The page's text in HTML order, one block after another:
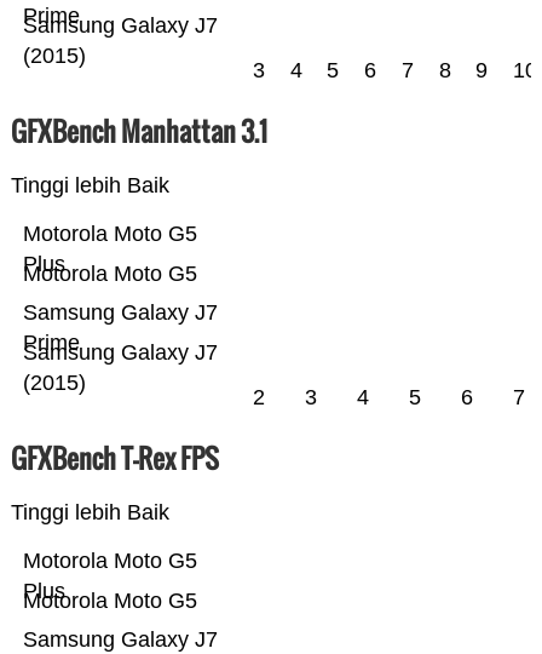
Samsung Galaxy J7
(2015)
Prime
3 4 5 6 7 8 9 10
GFXBench Manhattan 3.1
Tinggi lebih Baik
Samsung Galaxy J7
(2015)
Samsung Galaxy J7
Prime
Motorola Moto G5
Motorola Moto G5
Plus
2 3 4 5 6 7
GFXBench T-Rex FPS
Tinggi lebih Baik
Samsung Galaxy J7
Motorola Moto G5
Motorola Moto G5
Plus